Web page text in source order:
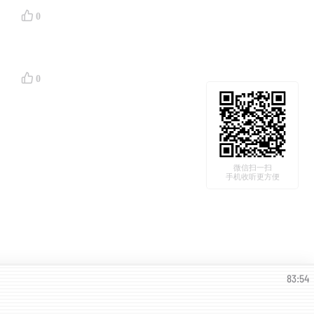
和无忧
自己
”。
0
0
微信扫一扫
手机收听更方便
83:54